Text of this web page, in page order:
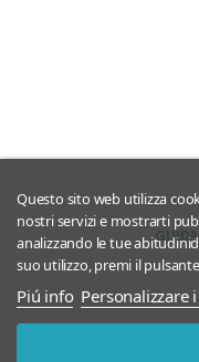
Questo sito web utilizza
nostri servizi e mostrarti
analizzando le tue
suo utilizzo, premi il
Piú info Personalizzare